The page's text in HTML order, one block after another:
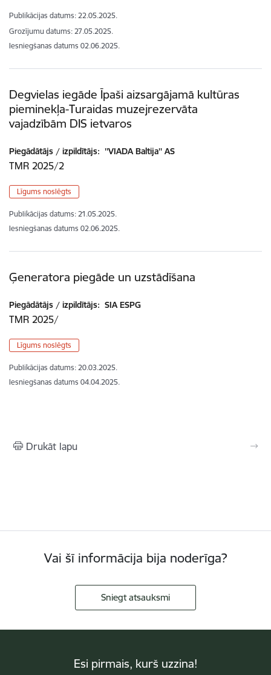
Publikācijas datums: 22.05.2025.
Grozījumu datums: 27.05.2025.
Iesniegšanas datums 02.06.2025.
Degvielas iegāde Īpaši aizsargājamā kultūras
pieminekļa-Turaidas muzejrezervāta
vajadzībām DIS ietvaros
Piegādātājs / izpildītājs: ''VIADA Baltija'' AS
TMR 2025/2
Līgums noslēgts
Publikācijas datums: 21.05.2025.
Iesniegšanas datums 02.06.2025.
Ģeneratora piegāde un uzstādīšana
Piegādātājs / izpildītājs: SIA ESPG
TMR 2025/
Līgums noslēgts
Publikācijas datums: 20.03.2025.
Iesniegšanas datums 04.04.2025.
Drukāt lapu
Vai šī informācija bija noderīga?
Sniegt atsauksmi
Esi pirmais, kurš uzzina!